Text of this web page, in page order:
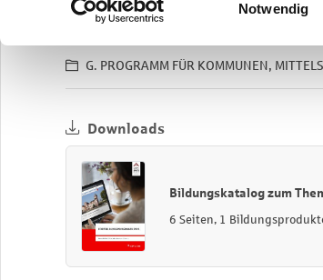
Notwendig
Präsenz
G. PROGRAMM FÜR KOMMUNEN,
Downloads
Bildungskatalog zum
6 Seiten, 1